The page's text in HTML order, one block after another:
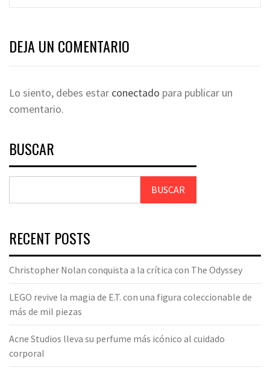
DEJA UN COMENTARIO
Lo siento, debes estar conectado para publicar un
comentario.
BUSCAR
BUSCAR
RECENT POSTS
Christopher Nolan conquista a la crítica con The Odyssey
LEGO revive la magia de E.T. con una figura coleccionable de
más de mil piezas
Acne Studios lleva su perfume más icónico al cuidado
corporal